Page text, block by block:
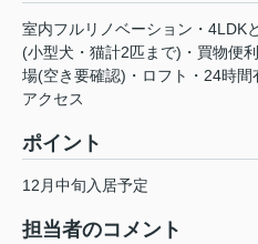
室内フルリノベーション・4LDK
(小型犬・猫計2匹まで)・買物便
場(空き要確認)・ロフト・24時
アクセス
ポイント
12月中旬入居予定
担当者のコメント